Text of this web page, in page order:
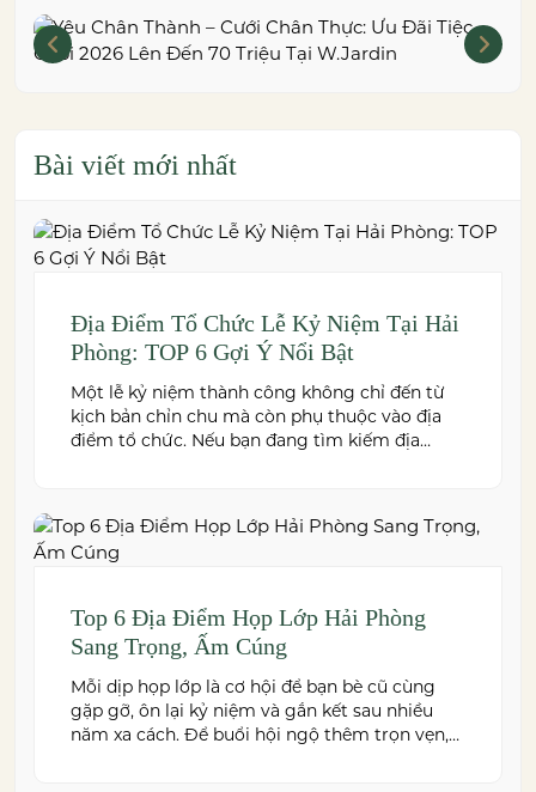
Bài viết mới nhất
Địa Điểm Tổ Chức Lễ Kỷ Niệm Tại Hải
Phòng: TOP 6 Gợi Ý Nổi Bật
Một lễ kỷ niệm thành công không chỉ đến từ
kịch bản chỉn chu mà còn phụ thuộc vào địa
điểm tổ chức. Nếu bạn đang tìm kiếm địa
ứng nhiều quy mô sự kiện, đừng […]
Top 6 Địa Điểm Họp Lớp Hải Phòng
Sang Trọng, Ấm Cúng
Mỗi dịp họp lớp là cơ hội để bạn bè cũ cùng
gặp gỡ, ôn lại kỷ niệm và gắn kết sau nhiều
năm xa cách. Để buổi hội ngộ thêm trọn vẹn,